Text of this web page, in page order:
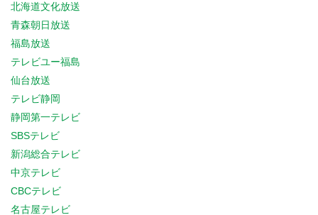
北海道文化放送
青森朝日放送
福島放送
テレビユー福島
仙台放送
テレビ静岡
静岡第一テレビ
SBSテレビ
新潟総合テレビ
中京テレビ
CBCテレビ
名古屋テレビ